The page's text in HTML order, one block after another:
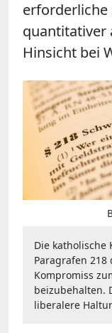
erforderliche
quantitativer
Hinsicht bei
Die katholische
Paragrafen 218
Kompromiss
beizubehalten.
liberalere